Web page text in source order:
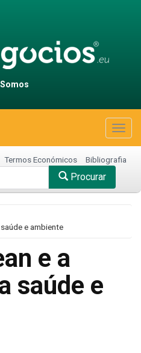
Termos Económicos Bibliografia
Procurar
e ambiente
e a
saúde e